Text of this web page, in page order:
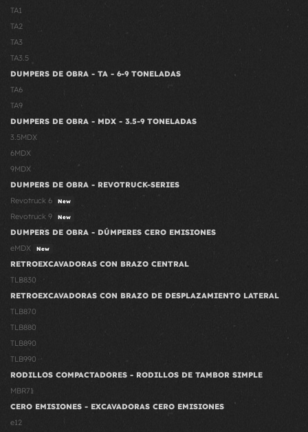
TA1
TA2
TA3
TA3.5
DUMPERS DE OBRA - TA - 6-9 TONELADAS
TA6
TA9
DUMPERS DE OBRA - MDX - 3.5-9 TONELADAS
3.5MDX
6MDX
9MDX
DUMPERS DE OBRA - REVOTRUCK-SERIES
Revotruck 6
New
Revotruck 9 New
DUMPERS DE OBRA - DÚMPERES CERO EMISIONES
eMDX
New
RETROEXCAVADORAS CON BRAZO CENTRAL
TLB830
RETROEXCAVADORAS CON BRAZO DE DESPLAZAMIENTO LATERAL
TLB870
TLB880
TLB890
TLB990
RODILLOS COMPACTADORES - RODILLOS DE TAMBOR SIMPLE
MBR71
CERO EMISIONES - EXCAVADORAS CERO EMISIONES
e12